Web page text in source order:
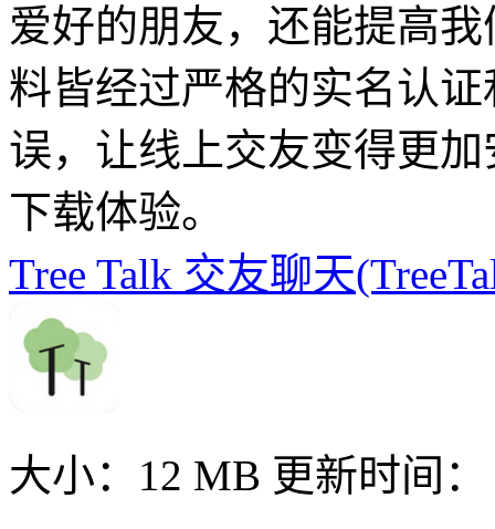
爱好的朋友，还能提高
料皆经过严格的实名认
误，让线上交友变得更
下载体验。
Tree Talk 交友聊天
大小：12 MB 更新时间：